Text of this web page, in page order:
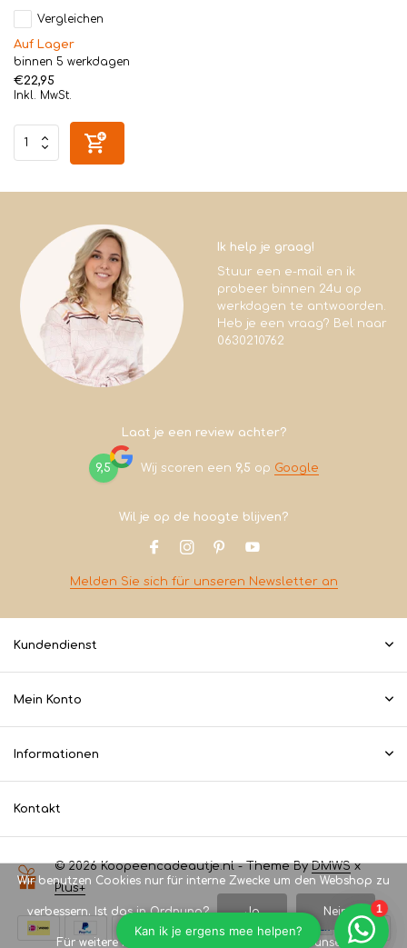
Vergleichen
Auf Lager
binnen 5 werkdagen
€22,95
Inkl. MwSt.
Ik help je graag!
Stuur een e-mail en ik
probeer binnen 24u op
werkdagen te antwoorden.
Heb je een vraag? Bel naar
0630210762
Laat je een review achter?
9,5 Wij scoren een 9,5 op Google
Wil je op de hoogte blijven?
Melden Sie sich für unseren Newsletter an
Kundendienst
Mein Konto
Informationen
Kontakt
© 2026 Koopeencadeautje.nl - Theme ByDMWSx
Plus+
Wir benutzen Cookies nur für interne Zwecke um den Webshop zu
verbessern. Ist das in Ordnung? Ja Nein
Für weitere Informationen beachten Sie bitte unsere